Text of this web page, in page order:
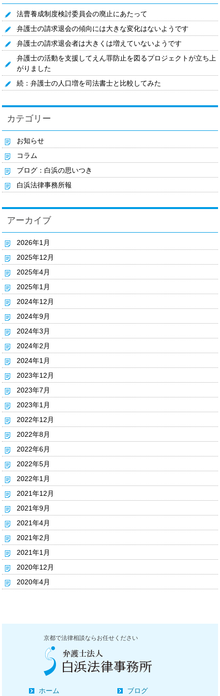
法曹養成制度検討委員会の廃止にあたって
弁護士の請求退会の傾向には大きな変化はないようです
弁護士の請求退会者は大きくは増えていないようです
弁護士の活動を支援してえん罪防止を図るプロジェクトが立ち上
がりました
続：弁護士の人口増を司法書士と比較してみた
カテゴリー
お知らせ
コラム
ブログ：白浜の思いつき
白浜法律事務所報
アーカイブ
2026年1月
2025年12月
2025年4月
2025年1月
2024年12月
2024年9月
2024年3月
2024年2月
2024年1月
2023年12月
2023年7月
2023年1月
2022年12月
2022年8月
2022年6月
2022年5月
2022年1月
2021年12月
2021年9月
2021年4月
2021年2月
2021年1月
2020年12月
2020年4月
京都で法律相談ならお任せください
ホーム ブログ